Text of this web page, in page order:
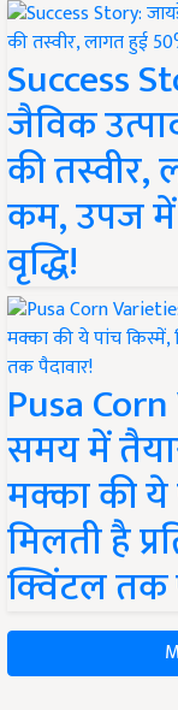
Success
जैविक
की तस्वीर,
कम, उपज में
वृद्धि!
Pusa
समय में
मक्का की ये
मिलती है
क्विंटल तक